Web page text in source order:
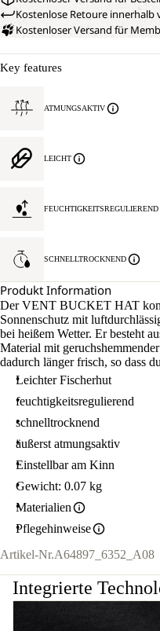
Kostenlose Retoure innerhalb
Kostenloser Versand für
Key features
ATMUNGSAKTIV
LEICHT
FEUCHTIGKEITSREGULIEREND
SCHNELLTROCKNEND
Produkt Information
Der VENT BUCKET HAT
Sonnenschutz mit
bei heißem Wetter. Er besteht
Material mit
dadurch länger frisch, so dass
Leichter Fischerhut
feuchtigkeitsregulierend
schnelltrocknend
äußerst atmungsaktiv
Einstellbar am Kinn
Gewicht: 0.07 kg
Materialien
Pflegehinweise
Artikel-Nr.A64897_6352_A08
Integrierte